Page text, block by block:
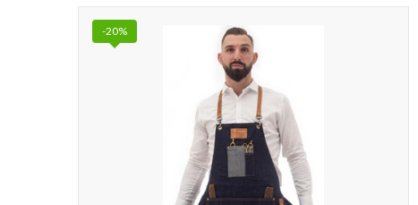
-20%